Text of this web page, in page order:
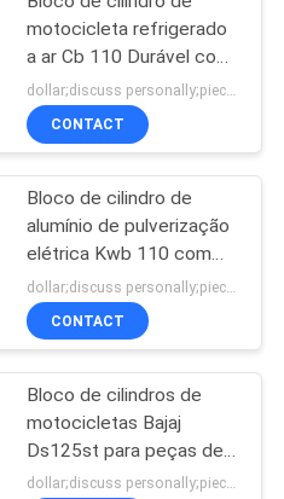
25
11
motocicleta refrigerado
a ar Cb 110 Durável com
ISO homologado
CONTACT
Bloco de cilindro de
alumínio de pulverização
elétrica Kwb 110 com
boa dissipação de calor
CONTACT
Bloco de cilindros de
motocicletas Bajaj
Ds125st para peças de
motor de 125cc
dollar;discuss personally;piece MOQ:Negociação